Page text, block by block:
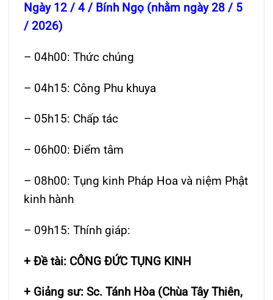
Ngày 12 / 4 / Bính Ngọ (nhằm ngày 28 / 5
/ 2026)
– 04h00: Thức chúng
– 04h15: Công Phu khuya
– 05h15: Chấp tác
– 06h00: Điểm tâm
– 08h00: Tụng kinh Pháp Hoa và niệm Phật
kinh hành
– 09h15: Thính giáp:
+ Đề tài: CÔNG ĐỨC TỤNG KINH
+ Giảng sư: Sc. Tánh Hòa (Chùa Tây Thiên,